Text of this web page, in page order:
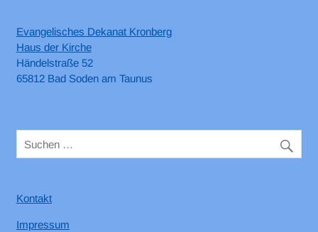
Evangelisches Dekanat Kronberg
Haus der Kirche
Händelstraße 52
65812 Bad Soden am Taunus
Kontakt
Impressum